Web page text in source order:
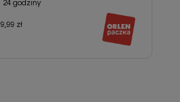
24 godziny
9,99 zł